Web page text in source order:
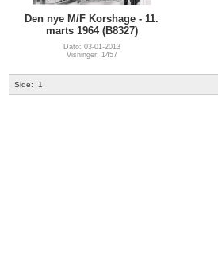
Den nye M/F Korshage - 11.
marts 1964 (B8327)
Dato: 03-01-2013
Visninger: 1457
Side: 1